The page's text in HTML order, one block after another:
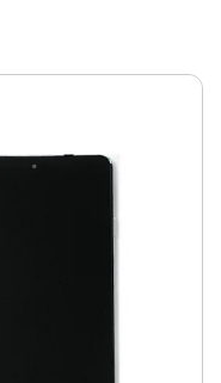
Thay vỏ Thay chân sạc
Samsung
Realme